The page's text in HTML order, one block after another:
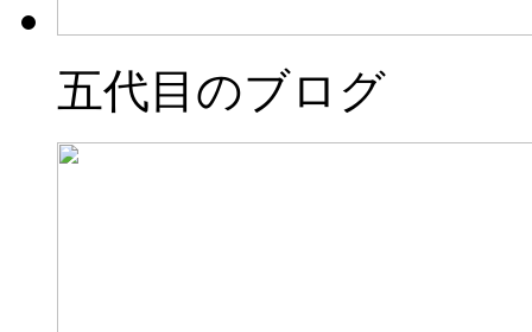
五代目のブログ